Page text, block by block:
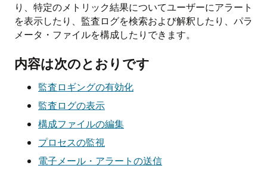
り、特定のメトリック結果についてユーザーにアラート
を表示したり、監査ログを検索および解釈したり、パラ
メータ・ファイルを構成したりできます。
内容は次のとおりです
監査ロギングの有効化
監査ログの表示
構成ファイルの編集
プロセスの監視
電子メール・アラートの送信